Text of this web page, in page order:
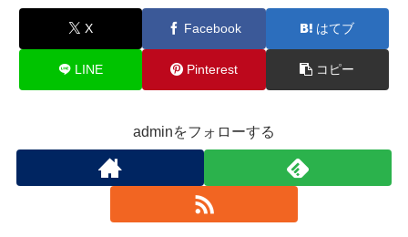
X Facebook はてブ
LINE Pinterest コピー
adminをフォローする